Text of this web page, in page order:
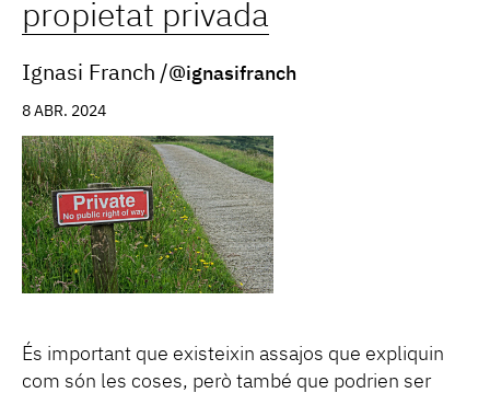
propietat privada
Ignasi Franch @ignasifranch
8 ABR. 2024
És important que existeixin assajos que expliquin
com són les coses, però també que podrien ser